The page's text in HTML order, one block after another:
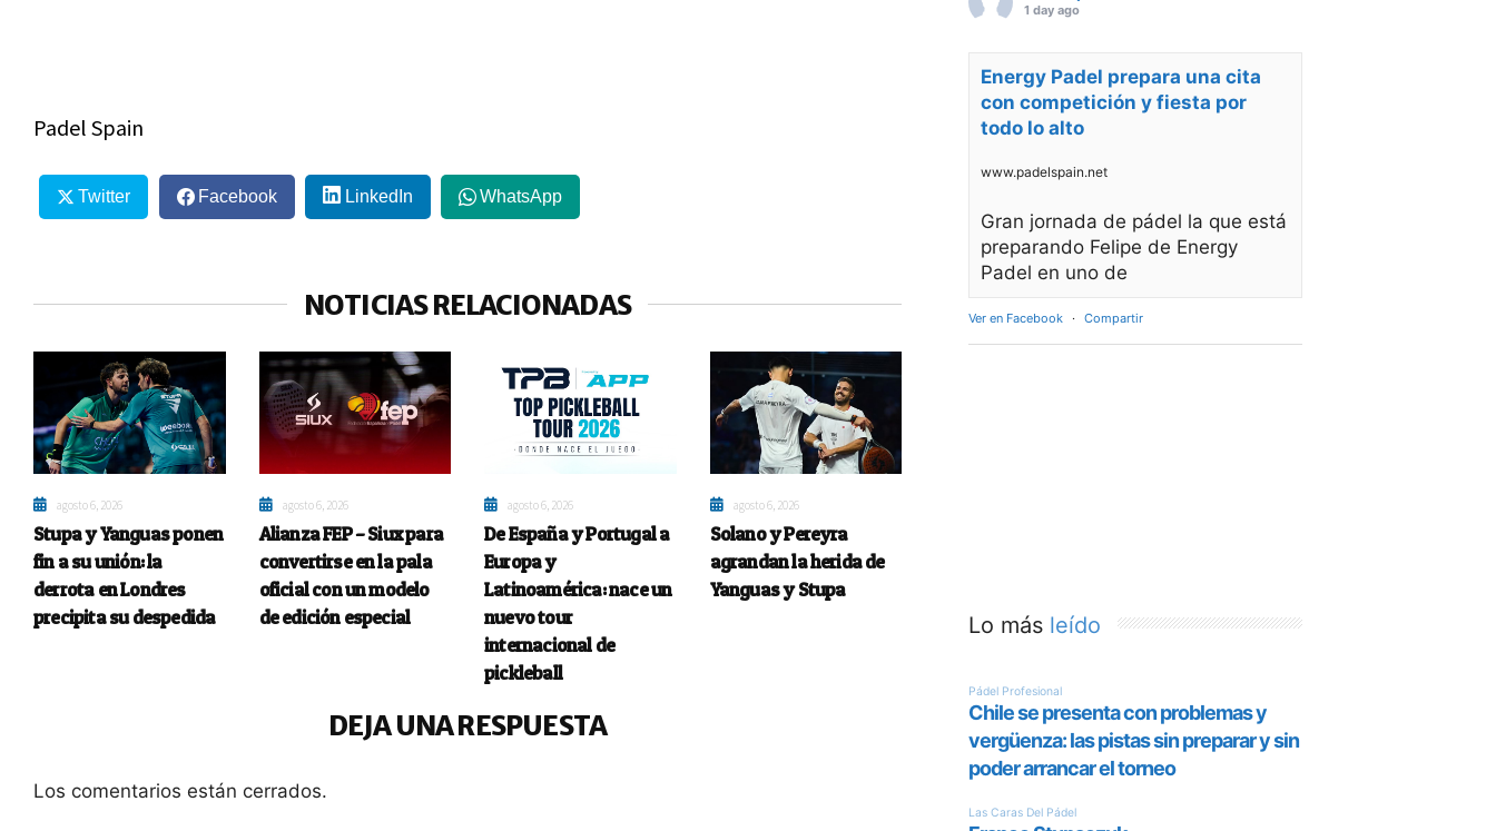
Padel Spain
Twitter Facebook LinkedIn WhatsApp
NOTICIAS RELACIONADAS
agosto 6, 2026
Stupa y Yanguas ponen
fin a su unión: la
derrota en Londres
precipita su despedida
agosto 6, 2026
Alianza FEP – Siux para
convertirse en la pala
oficial con un modelo
de edición especial
agosto 6, 2026
De España y Portugal a
Europa y
Latinoamérica: nace un
nuevo tour
internacional de
pickleball
agosto 6, 2026
Solano y Pereyra
agrandan la herida de
Yanguas y Stupa
DEJA UNA RESPUESTA
Los comentarios están cerrados.
1 day ago
Energy Padel prepara una cita
con competición y fiesta por
todo lo alto
www.padelspain.net
Gran jornada de pádel la que está
preparando Felipe de Energy
Padel en uno de
Ver en Facebook · Compartir
Lo más leído